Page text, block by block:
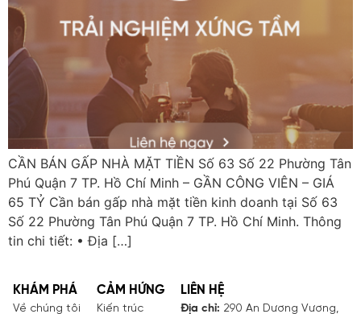
CẦN BÁN GẤP NHÀ MẶT TIỀN Số 63 Số 22 Phường Tân
Phú Quận 7 TP. Hồ Chí Minh – GẦN CÔNG VIÊN – GIÁ
65 TỶ Cần bán gấp nhà mặt tiền kinh doanh tại Số 63
Số 22 Phường Tân Phú Quận 7 TP. Hồ Chí Minh. Thông
tin chi tiết: • Địa […]
KHÁM PHÁ
Về chúng tôi
CẢM HỨNG
Kiến trúc
LIÊN HỆ
Địa chỉ: 290 An Dương Vương,